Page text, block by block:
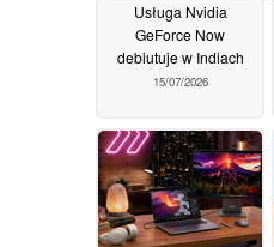
Usługa Nvidia
GeForce Now
debiutuje w Indiach
15/07/2026